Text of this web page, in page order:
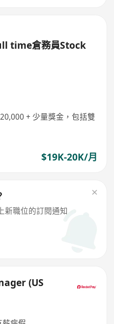
time倉務員Stock
+ 少量獎金，包括雙
$19K-20K/月
新職位的訂閱通知
(US